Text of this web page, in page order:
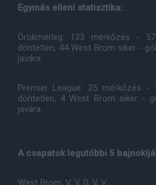
Egymás elleni statisztika:
Örökmérleg: 133 mérkőzés -
döntetlen, 44 West Brom siker -
javára
Premier League: 25 mérkőzés -
döntetlen, 4 West Brom siker -
javára
A csapatok legutóbbi 5
West Brom: V, V, D, V, V